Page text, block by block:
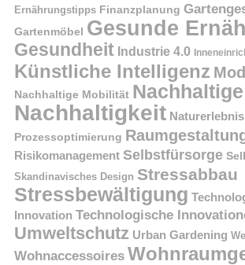
Ernährungstipps Finanzplanung
Gartenmöbel Gesunde
Gesundheit Industrie 4.0
Künstliche Intelligenz
Nachhaltige Mobilität
Nachhaltigkeit Naturerlebnis
Prozessoptimierung
Risikomanagement Selbstfürsorge
Skandinavisches Design Stressabbau
Stressbewältigung
Innovation Technologische
Umweltschutz Urban Gardening
Wohnaccessoires